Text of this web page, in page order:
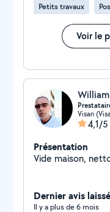
Petits travaux
Voir le
Visan
4,1/5
Présentation
Vide maison,
Dernier avis
Il y a plus de 6 mois